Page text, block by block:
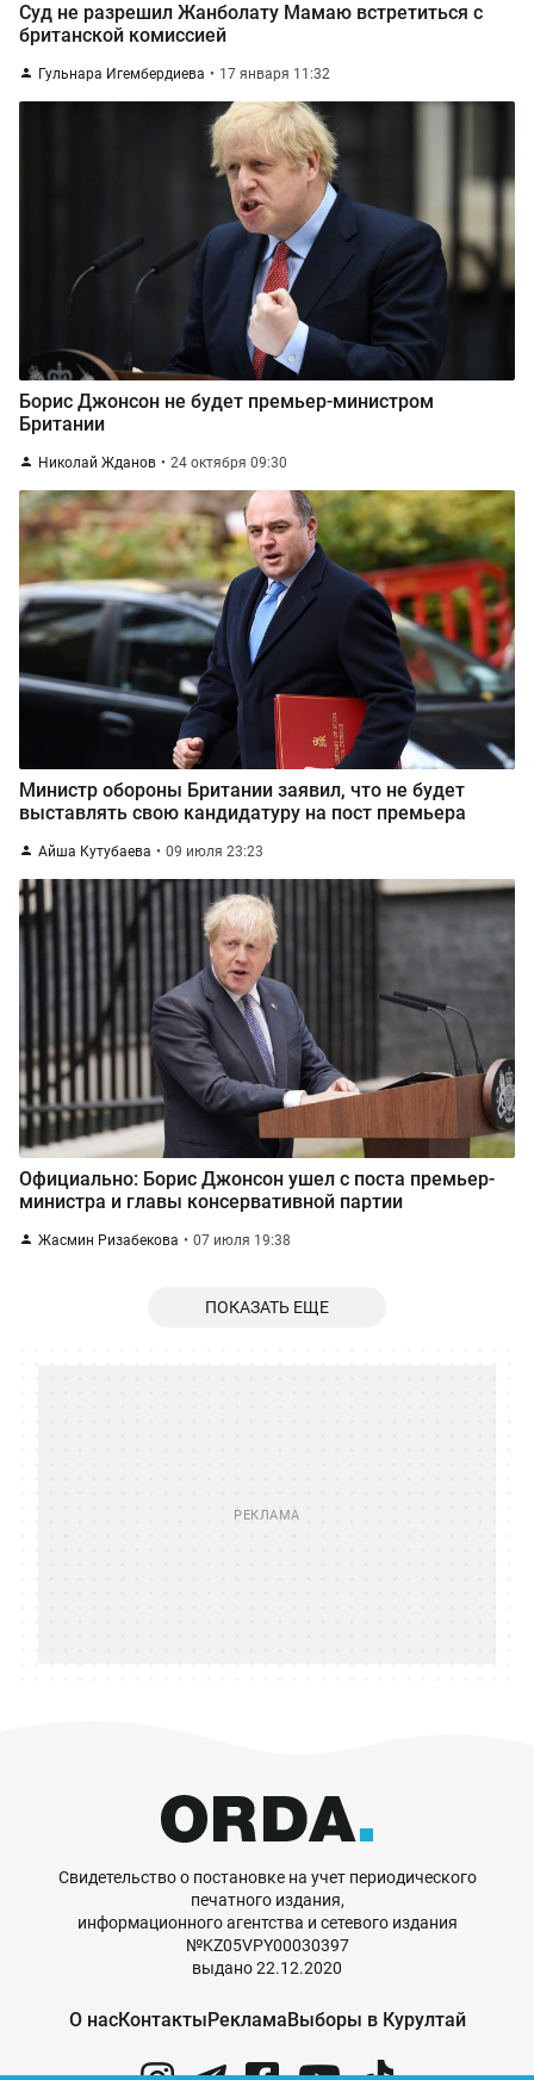
Суд не разрешил Жанболату Мамаю встретиться с
британской комиссией
Гульнара Игембердиева 17 января 11:32
Борис Джонсон не будет премьер-министром
Британии
Николай Жданов 24 октября 09:30
Министр обороны Британии заявил, что не будет
выставлять свою кандидатуру на пост премьера
Айша Кутубаева 09 июля 23:23
Официально: Борис Джонсон ушел с поста премьер-
министра и главы консервативной партии
Жасмин Ризабекова 07 июля 19:38
ПОКАЗАТЬ ЕЩЕ
Свидетельство о постановке на учет периодического
печатного издания,
информационного агентства и сетевого издания
№KZ05VPY00030397
выдано 22.12.2020
О насКонтактыРекламаВыборы в Курултай